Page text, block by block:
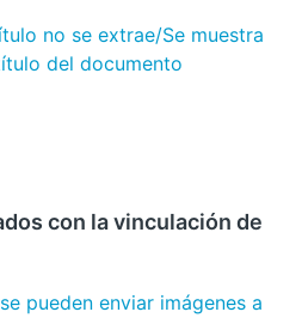
no se extrae/Se muestra
del documento
con la vinculación de
pueden enviar imágenes a